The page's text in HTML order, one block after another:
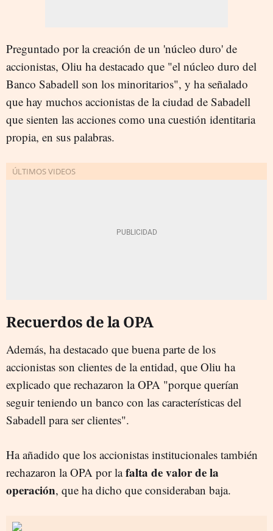
Preguntado por la creación de un 'núcleo duro' de
accionistas, Oliu ha destacado que "el núcleo duro del
Banco Sabadell son los minoritarios", y ha señalado
que hay muchos accionistas de la ciudad de Sabadell
que sienten las acciones como una cuestión identitaria
propia, en sus palabras.
Recuerdos de la OPA
Además, ha destacado que buena parte de los
accionistas son clientes de la entidad, que Oliu ha
explicado que rechazaron la OPA "porque querían
seguir teniendo un banco con las características del
Sabadell para ser clientes".
Ha añadido que los accionistas institucionales también
rechazaron la OPA por lafalta de valor de la
operación, que ha dicho que consideraban baja.